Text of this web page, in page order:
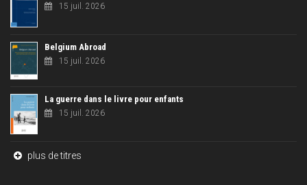
15 juil. 2026
Belgium Abroad
15 juil. 2026
La guerre dans le livre pour enfants
15 juil. 2026
plus de titres